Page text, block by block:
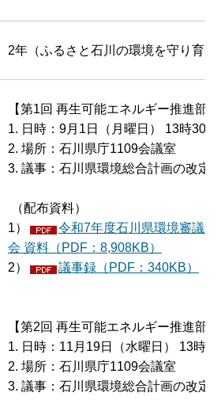
2年（ふるさと石川の環境を守り育
【第1回 再生可能エネルギー推進部
1. 日時：9月1日（月曜日） 13時30分
2. 場所：石川県庁1109会議室
3. 議事：石川県環境総合計画の改定
（配布資料）
1）
令和7年度石川県環境審議
会 資料（PDF：8,908KB）
2）
議事録（PDF：340KB）
【第2回 再生可能エネルギー推進部
1. 日時：11月19日（水曜日） 13時
2. 場所：石川県庁1109会議室
3. 議事：石川県環境総合計画の改定